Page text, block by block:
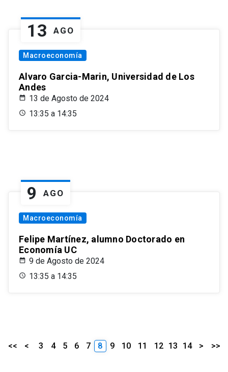
13 AGO
Macroeconomía
Alvaro Garcia-Marin, Universidad de Los
Andes
13 de Agosto de 2024
13:35 a 14:35
9 AGO
Macroeconomía
Felipe Martínez, alumno Doctorado en
Economía UC
9 de Agosto de 2024
13:35 a 14:35
<< < 3 4 5 6 7 8 9 10 11 12 13 14 > >>